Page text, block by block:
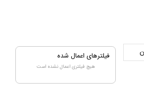
فیلترهای اعمال شده
هیچ فیلتری اعمال نشده است